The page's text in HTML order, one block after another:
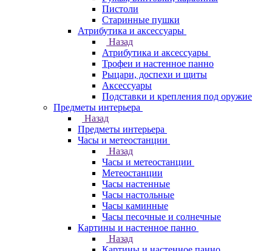
Пистоли
Старинные пушки
Атрибутика и аксессуары
Назад
Атрибутика и аксессуары
Трофеи и настенное панно
Рыцари, доспехи и щиты
Аксессуары
Подставки и крепления под оружие
Предметы интерьера
Назад
Предметы интерьера
Часы и метеостанции
Назад
Часы и метеостанции
Метеостанции
Часы настенные
Часы настольные
Часы каминные
Часы песочные и солнечные
Картины и настенное панно
Назад